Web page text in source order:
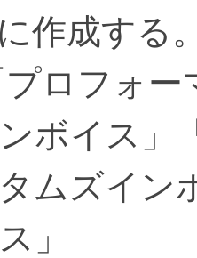
作成する
ロフォ
ボイス」
タムズイ
」